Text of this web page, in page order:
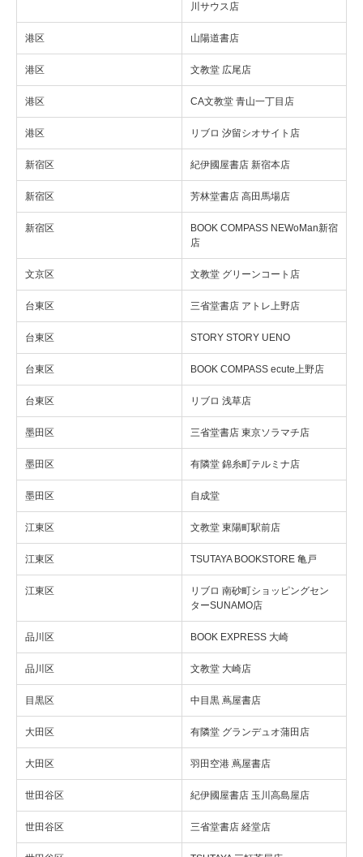
川サウス店
港区 山陽道書店
港区 文教堂 広尾店
港区 CA文教堂 青山一丁目店
港区 リブロ 汐留シオサイト店
新宿区 紀伊國屋書店 新宿本店
新宿区 芳林堂書店 高田馬場店
新宿区
BOOK COMPASS NEWoMan新宿
店
文京区 文教堂 グリーンコート店
台東区 三省堂書店 アトレ上野店
台東区 STORY STORY UENO
台東区 BOOK COMPASS ecute上野店
台東区 リブロ 浅草店
墨田区 三省堂書店 東京ソラマチ店
墨田区 有隣堂 錦糸町テルミナ店
墨田区 自成堂
江東区 文教堂 東陽町駅前店
江東区 TSUTAYA BOOKSTORE 亀戸
江東区
リブロ 南砂町ショッピングセン
ターSUNAMO店
品川区 BOOK EXPRESS 大崎
品川区 文教堂 大崎店
目黒区 中目黒 蔦屋書店
大田区 有隣堂 グランデュオ蒲田店
大田区 羽田空港 蔦屋書店
世田谷区 紀伊國屋書店 玉川高島屋店
世田谷区 三省堂書店 経堂店